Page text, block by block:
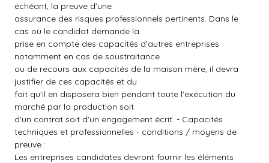
échéant, la preuve d'une
assurance des risques professionnels pertinents. Dans le
cas où le candidat demande la
prise en compte des capacités d'autres entreprises
notamment en cas de soustraitance
ou de recours aux capacités de la maison mère, il devra
justifier de ces capacités et du
fait qu'il en disposera bien pendant toute l'exécution du
marché par la production soit
d'un contrat soit d'un engagement écrit. - Capacités
techniques et professionnelles - conditions / moyens de
preuve :
Les entreprises candidates devront fournir les éléments